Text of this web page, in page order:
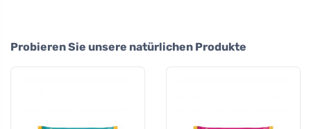
Probieren Sie unsere natürlichen Produkte